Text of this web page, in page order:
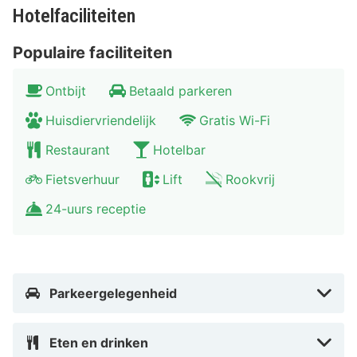
Hotelfaciliteiten
Populaire faciliteiten
Ontbijt
Betaald parkeren
Huisdiervriendelijk
Gratis Wi-Fi
Restaurant
Hotelbar
Fietsverhuur
Lift
Rookvrij
24-uurs receptie
Parkeergelegenheid
Eten en drinken